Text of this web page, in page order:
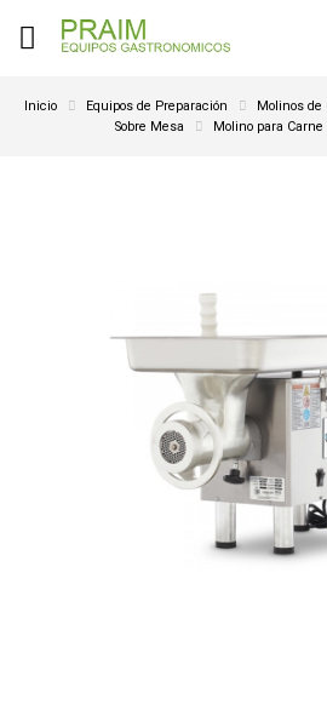
Inicio Equipos de Preparación Molinos de
Sobre Mesa
Molino para Carne